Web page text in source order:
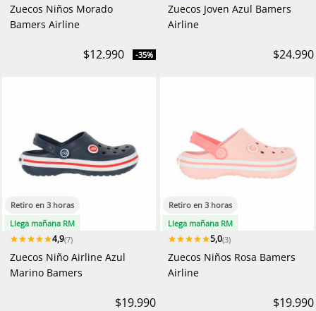
Zuecos Niños Morado
Bamers Airline
$12.990 -35%
Zuecos Joven Azul Bamers
Airline
$24.990
Retiro en 3 horas
Llega mañana RM
4,9(7)
Zuecos Niño Airline Azul
Marino Bamers
$19.990
Retiro en 3 horas
Llega mañana RM
5,0(3)
Zuecos Niños Rosa Bamers
Airline
$19.990